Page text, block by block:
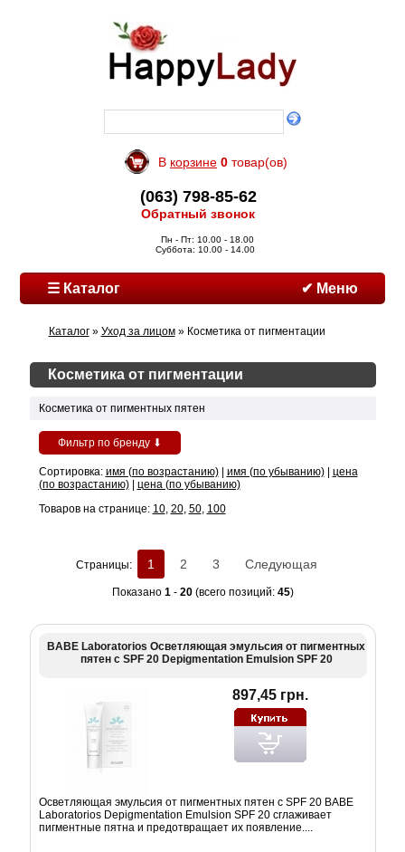
В корзине 0 товар(ов)
(063) 798-85-62
Обратный звонок
Пн - Пт: 10.00 - 18.00
Суббота: 10.00 - 14.00
☰ Каталог ✔ Меню
Каталог» Уход за лицом» Косметика от пигментации
Косметика от пигментации
Косметика от пигментных пятен
Фильтр по бренду ⬇
Сортировка: имя (по возрастанию)| имя (по убыванию)| цена
(по возрастанию)| цена (по убыванию)
Товаров на странице: 10, 20, 50, 100
Страницы: 1 2 3 Следующая
Показано 1- 20(всего позиций: 45)
BABE Laboratorios Осветляющая эмульсия от пигментных
пятен с SPF 20 Depigmentation Emulsion SPF 20
897,45 грн.
Осветляющая эмульсия от пигментных пятен с SPF 20 BABE
Laboratorios Depigmentation Emulsion SPF 20 сглаживает
пигментные пятна и предотвращает их появление....